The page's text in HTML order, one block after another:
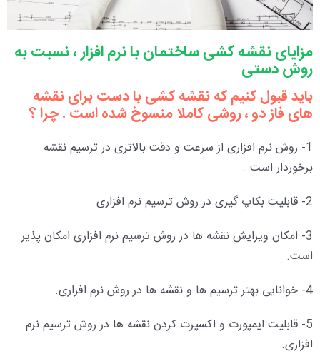
مزایای نقشه کشی ساختمان با نرم افزار ، نسبت به
روش دستی
باید قبول کنیم که نقشه کشی با دست برای نقشه
های فاز دو ، روشی کاملا منسوخ شده است . چرا ؟
1- روش نرم افزاری از سرعت و دقت بالاتری در ترسیم نقشه
برخوردار است .
2- قابلیت بکاپ گیری در روش ترسیم نرم افزاری .
3- امکان ویرایش نقشه ها در روش ترسیم نرم افزاری امکان پذیر
است.
4- خوانایی بهتر ترسیم ها و نقشه ها در روش نرم افزاری.
5- قابلیت ایمپورت و اکسپرت کردن نقشه ها در روش ترسیم نرم
افزاری.